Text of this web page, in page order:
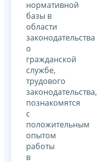
нормативной
базы в
области
законодательства
о
гражданской
службе,
трудового
законодательства,
познакомятся
с
положительным
опытом
работы
в